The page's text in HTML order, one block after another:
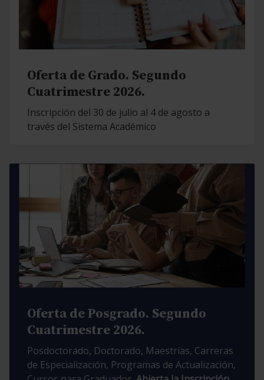
Oferta de Grado. Segundo
Cuatrimestre 2026.
Inscripción del 30 de julio al 4 de agosto a
través del Sistema Académico
Oferta de Posgrado. Segundo
Cuatrimestre 2026.
Posdoctorado, Doctorado, Maestrías, Carreras
de Especialización, Programas de Actualización,